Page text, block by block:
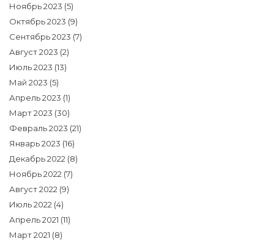
Ноябрь 2023 (5)
Октябрь 2023 (9)
Сентябрь 2023 (7)
Август 2023 (2)
Июль 2023 (13)
Май 2023 (5)
Апрель 2023 (1)
Март 2023 (30)
Февраль 2023 (21)
Январь 2023 (16)
Декабрь 2022 (8)
Ноябрь 2022 (7)
Август 2022 (9)
Июль 2022 (4)
Апрель 2021 (11)
Март 2021 (8)